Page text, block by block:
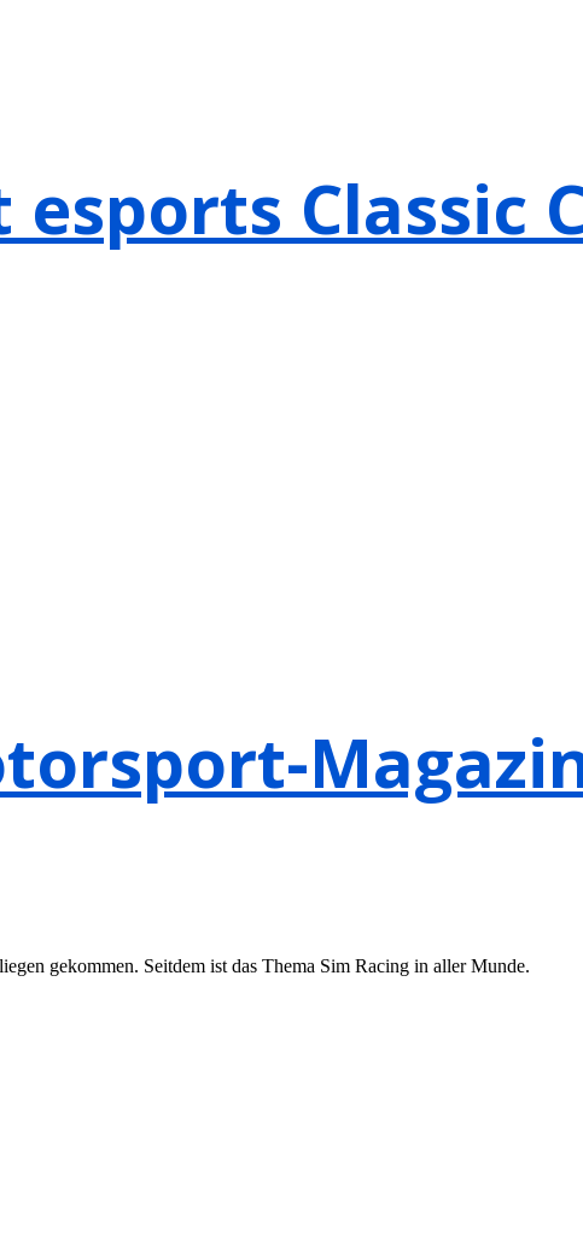
Classic
gekommen. Seitdem ist das Thema Sim Racing in aller Munde.